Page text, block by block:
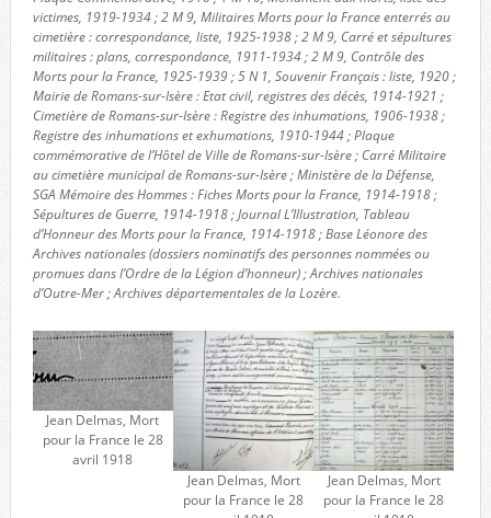
victimes, 1919-1934 ; 2 M 9, Militaires Morts pour la France enterrés au
cimetière : correspondance, liste, 1925-1938 ; 2 M 9, Carré et sépultures
militaires : plans, correspondance, 1911-1934 ; 2 M 9, Contrôle des
Morts pour la France, 1925-1939 ; 5 N 1, Souvenir Français : liste, 1920 ;
Mairie de Romans-sur-Isère : Etat civil, registres des décès, 1914-1921 ;
Cimetière de Romans-sur-Isère : Registre des inhumations, 1906-1938 ;
Registre des inhumations et exhumations, 1910-1944 ; Plaque
commémorative de l’Hôtel de Ville de Romans-sur-Isère ; Carré Militaire
au cimetière municipal de Romans-sur-Isère ; Ministère de la Défense,
SGA Mémoire des Hommes : Fiches Morts pour la France, 1914-1918 ;
Sépultures de Guerre, 1914-1918 ; Journal L’Illustration, Tableau
d’Honneur des Morts pour la France, 1914-1918 ; Base Léonore des
Archives nationales (dossiers nominatifs des personnes nommées ou
promues dans l’Ordre de la Légion d’honneur) ; Archives nationales
d’Outre-Mer ; Archives départementales de la Lozère.
Jean Delmas, Mort
pour la France le 28
avril 1918
Jean Delmas, Mort
pour la France le 28
Jean Delmas, Mort
pour la France le 28